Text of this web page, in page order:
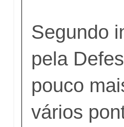
Segundo
pela
pouco
vários